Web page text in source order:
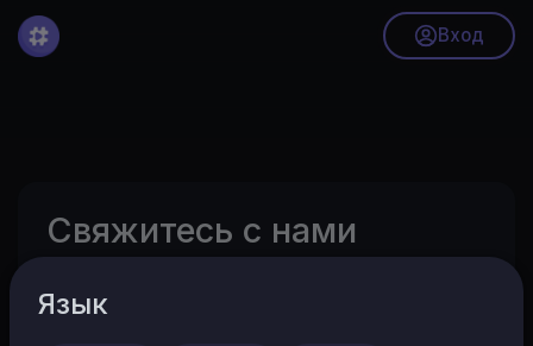
Вход
Свяжитесь с нами
Имя или название вашего канала
Язык